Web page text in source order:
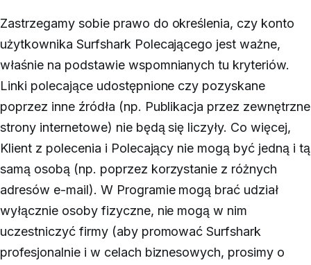
Zastrzegamy sobie prawo do określenia, czy konto
użytkownika Surfshark Polecającego jest ważne,
właśnie na podstawie wspomnianych tu kryteriów.
Linki polecające udostępnione czy pozyskane
poprzez inne źródła (np. Publikacja przez zewnętrzne
strony internetowe) nie będą się liczyły. Co więcej,
Klient z polecenia i Polecający nie mogą być jedną i tą
samą osobą (np. poprzez korzystanie z różnych
adresów e-mail). W Programie mogą brać udział
wyłącznie osoby fizyczne, nie mogą w nim
uczestniczyć firmy (aby promować Surfshark
profesjonalnie i w celach biznesowych, prosimy o